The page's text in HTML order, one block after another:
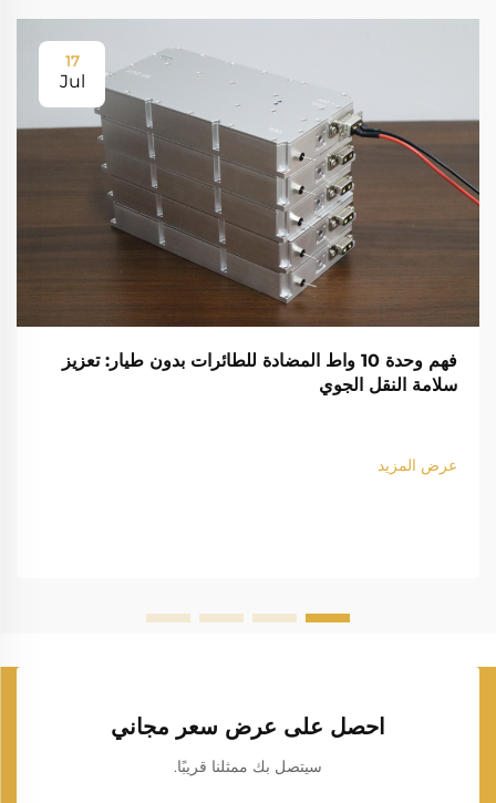
17
Jul
فهم وحدة 10 واط المضادة للطائرات بدون طيار: تعزيز
سلامة النقل الجوي
عرض المزيد
احصل على عرض سعر مجاني
سيتصل بك ممثلنا قريبًا.